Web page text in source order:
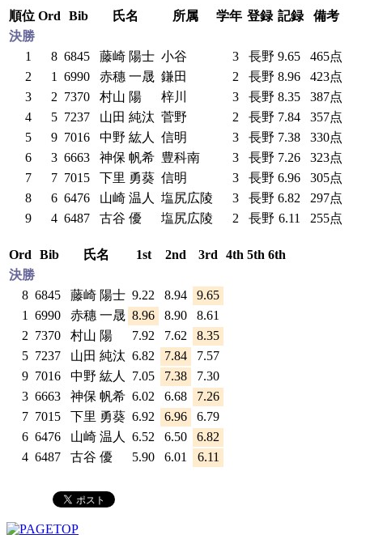
順位 Ord Bib 氏名 所属 学年 登録 記録
備考
決勝
1
8 6845 藤崎 陽士 小谷 3 長野 9.65
465点
2
1 6990 赤穗 一晟 鎌田 2 長野 8.96
423点
3
2 7370 村山 陽 梓川 3 長野 8.35
387点
4
5 7237 山田 純汰 菅野 2 長野 7.84
357点
5
9 7016 中野 紘人 信明 3 長野 7.38
330点
6
3 6663 神保 帆希 豊科南 3 長野 7.26
323点
7
7 7015 下里 勇葵 信明 3 長野 6.96
305点
8
6 6476 山崎 温人 塩尻広陵 3 長野 6.82
297点
9
4 6487 古谷 優 塩尻広陵 2 長野 6.11 255点
Ord Bib 氏名 1st 2nd 3rd 4th 5th 6th
決勝
8 6845 藤崎 陽士 9.22 8.94
9.65
1
6990 赤穗 一晟 8.96 8.90
8.61
2 7370 村山 陽 7.92 7.62
8.35
5 7237 山田 純汰 6.82 7.84
7.57
9 7016 中野 紘人 7.05 7.38
7.30
3 6663 神保 帆希 6.02 6.68
7.26
7 7015 下里 勇葵 6.92 6.96
6.79
6 6476 山崎 温人 6.52 6.50
6.82
4 6487 古谷 優 5.90 6.01 6.11